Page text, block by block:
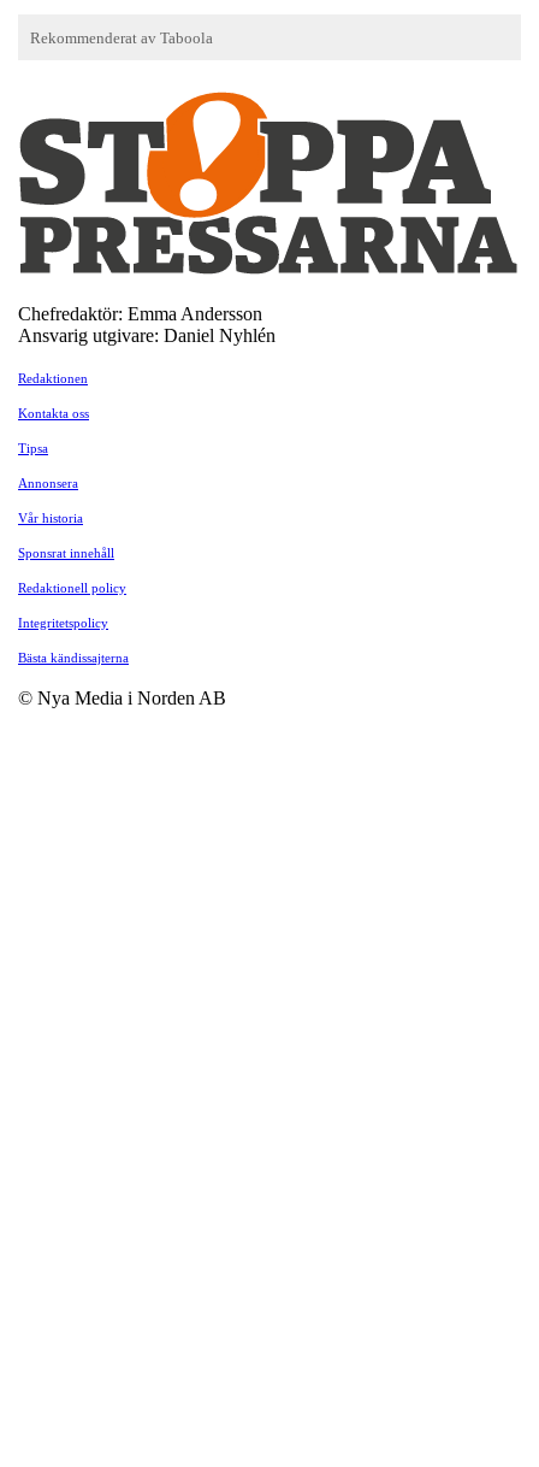
Chefredaktör: Emma Andersson
Ansvarig utgivare: Daniel Nyhlén
Redaktionen
Kontakta oss
Tipsa
Annonsera
Vår historia
Sponsrat innehåll
Redaktionell policy
Integritetspolicy
Bästa kändissajterna
© Nya Media i Norden AB